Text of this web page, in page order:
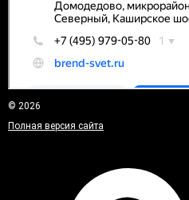
© 2026
Полная версия сайта